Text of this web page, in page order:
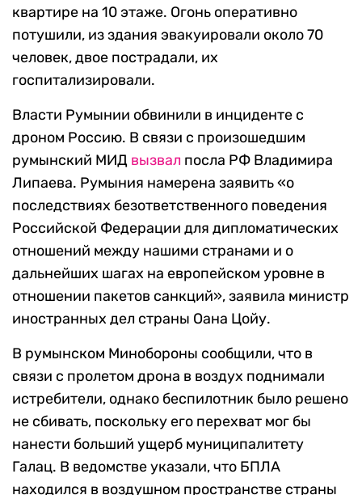
квартире на 10 этаже. Огонь оперативно
потушили, из здания эвакуировали около 70
человек, двое пострадали, их
госпитализировали.
Власти Румынии обвинили в инциденте с
дроном Россию. В связи с произошедшим
румынский МИД вызвал посла РФ Владимира
Липаева. Румыния намерена заявить «о
последствиях безответственного поведения
Российской Федерации для дипломатических
отношений между нашими странами и о
дальнейших шагах на европейском уровне в
отношении пакетов санкций», заявила министр
иностранных дел страны Оана Цойу.
В румынском Минобороны сообщили, что в
связи с пролетом дрона в воздух поднимали
истребители, однако беспилотник было решено
не сбивать, поскольку его перехват мог бы
нанести больший ущерб муниципалитету
Галац. В ведомстве указали, что БПЛА
находился в воздушном пространстве страны